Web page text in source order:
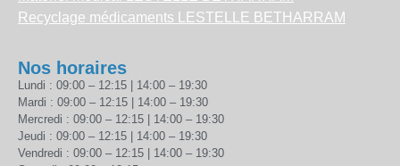
Recyclage médicaments LESTELLE BETHARRAM
Nos horaires
Lundi : 09:00 – 12:15 | 14:00 – 19:30
Mardi : 09:00 – 12:15 | 14:00 – 19:30
Mercredi : 09:00 – 12:15 | 14:00 – 19:30
Jeudi : 09:00 – 12:15 | 14:00 – 19:30
Vendredi : 09:00 – 12:15 | 14:00 – 19:30